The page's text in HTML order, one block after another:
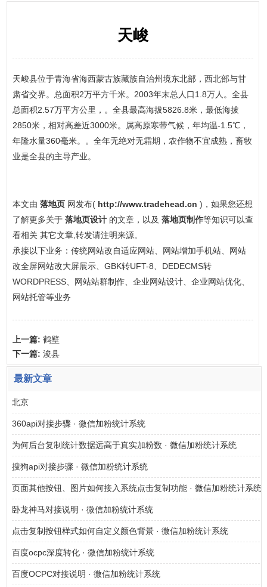
天峻
天峻县位于青海省海西蒙古族藏族自治州境东北部，西北部与甘
肃省交界。总面积2万平方千米。2003年末总人口1.8万人。全县
总面积2.57万平方公里，。全县最高海拔5826.8米，最低海拔
2850米，相对高差近3000米。属高原寒带气候，年均温-1.5℃，
年隆水量360毫米。。全年无绝对无霜期，农作物不宜成熟，畜牧
业是全县的主导产业。
本文由 落地页 网发布( http://www.tradehead.cn )，如果您还想
了解更多关于 落地页设计 的文章，以及 落地页制作等知识可以查
看相关 其它文章,转发请注明来源。
承接以下业务：传统网站改自适应网站、网站增加手机站、网站
改全屏网站改大屏展示、GBK转UFT-8、DEDECMS转
WORDPRESS、网站站群制作、企业网站设计、企业网站优化、
网站托管等业务
上一篇: 鹤壁
下一篇: 浚县
最新文章
北京
360api对接步骤 · 微信加粉统计系统
为何后台复制统计数据远高于真实加粉数 · 微信加粉统计系统
搜狗api对接步骤 · 微信加粉统计系统
页面其他按钮、图片如何接入系统点击复制功能 · 微信加粉统计系统
卧龙神马对接说明 · 微信加粉统计系统
点击复制按钮样式如何自定义颜色背景 · 微信加粉统计系统
百度ocpc深度转化 · 微信加粉统计系统
百度OCPC对接说明 · 微信加粉统计系统